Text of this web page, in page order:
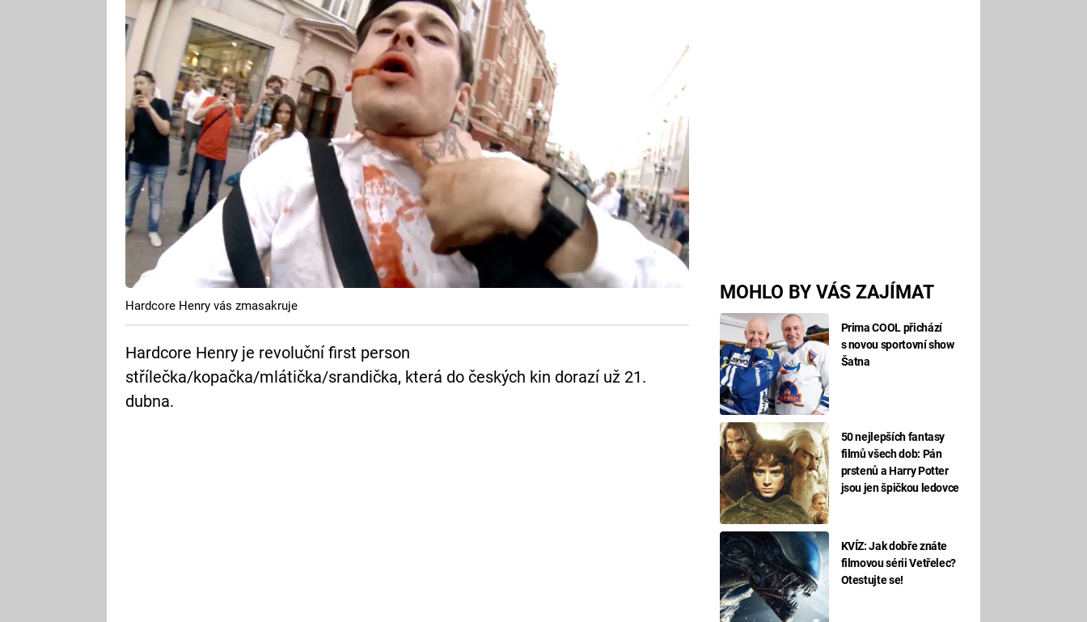
MOHLO BY VÁS ZAJÍMAT
Prima COOL přichází
s novou sportovní show
Šatna
50 nejlepších fantasy
filmů všech dob: Pán
prstenů a Harry Potter
jsou jen špičkou ledovce
KVÍZ: Jak dobře znáte
filmovou sérii Vetřelec?
Otestujte se!
Hardcore Henry vás zmasakruje
Hardcore Henry je revoluční first person
střílečka/kopačka/mlátička/srandička, která do českých kin dorazí už 21.
dubna.